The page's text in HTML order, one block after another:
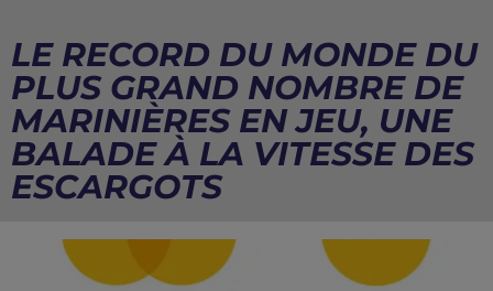
LE RECORD DU MONDE DU
PLUS GRAND NOMBRE DE
MARINIÈRES EN JEU, UNE
BALADE À LA VITESSE DES
ESCARGOTS